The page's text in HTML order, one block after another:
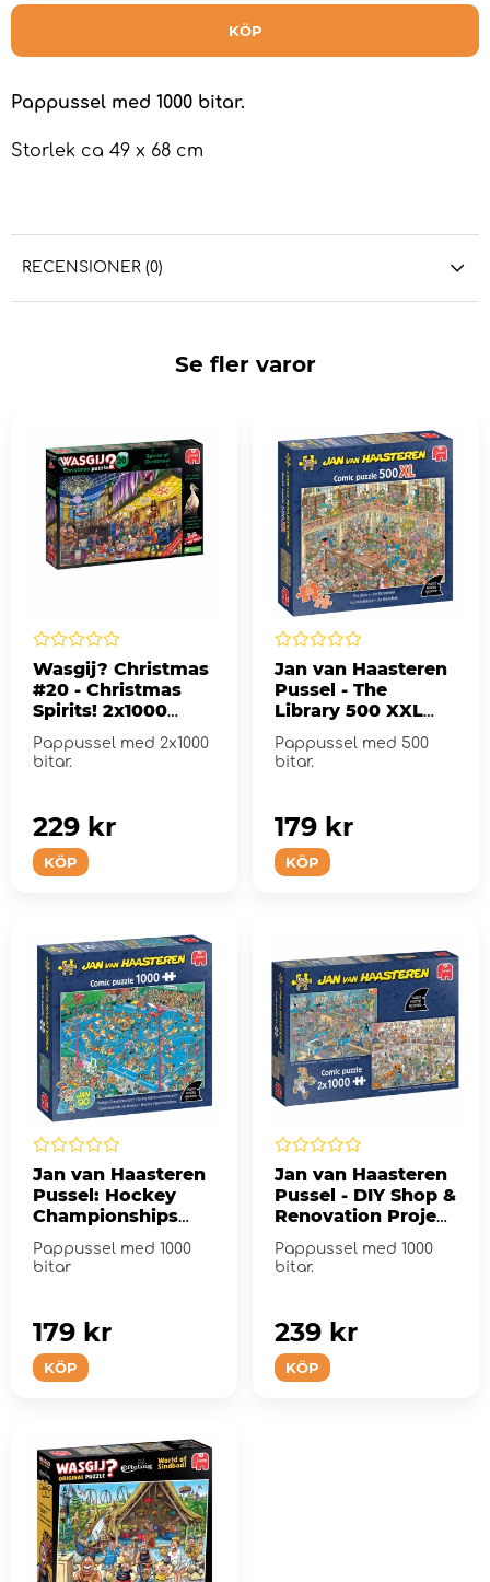
KÖP
Pappussel med 1000 bitar.
Storlek ca 49 x 68 cm
RECENSIONER (0)
Se fler varor
Wasgij? Christmas
#20 - Christmas
Spirits! 2x1000
Bitar
Pappussel med 2x1000
bitar.
KÖP
229 kr
Jan van Haasteren
Pussel - The
Library 500 XXL
Bitar
Pappussel med 500
bitar.
KÖP
179 kr
Jan van Haasteren
Pussel: Hockey
Championships
Pappussel med 1000
bitar
KÖP
179 kr
Jan van Haasteren
Pussel - DIY Shop &
Renovation Project
Pappussel med 1000
bitar.
KÖP
239 kr